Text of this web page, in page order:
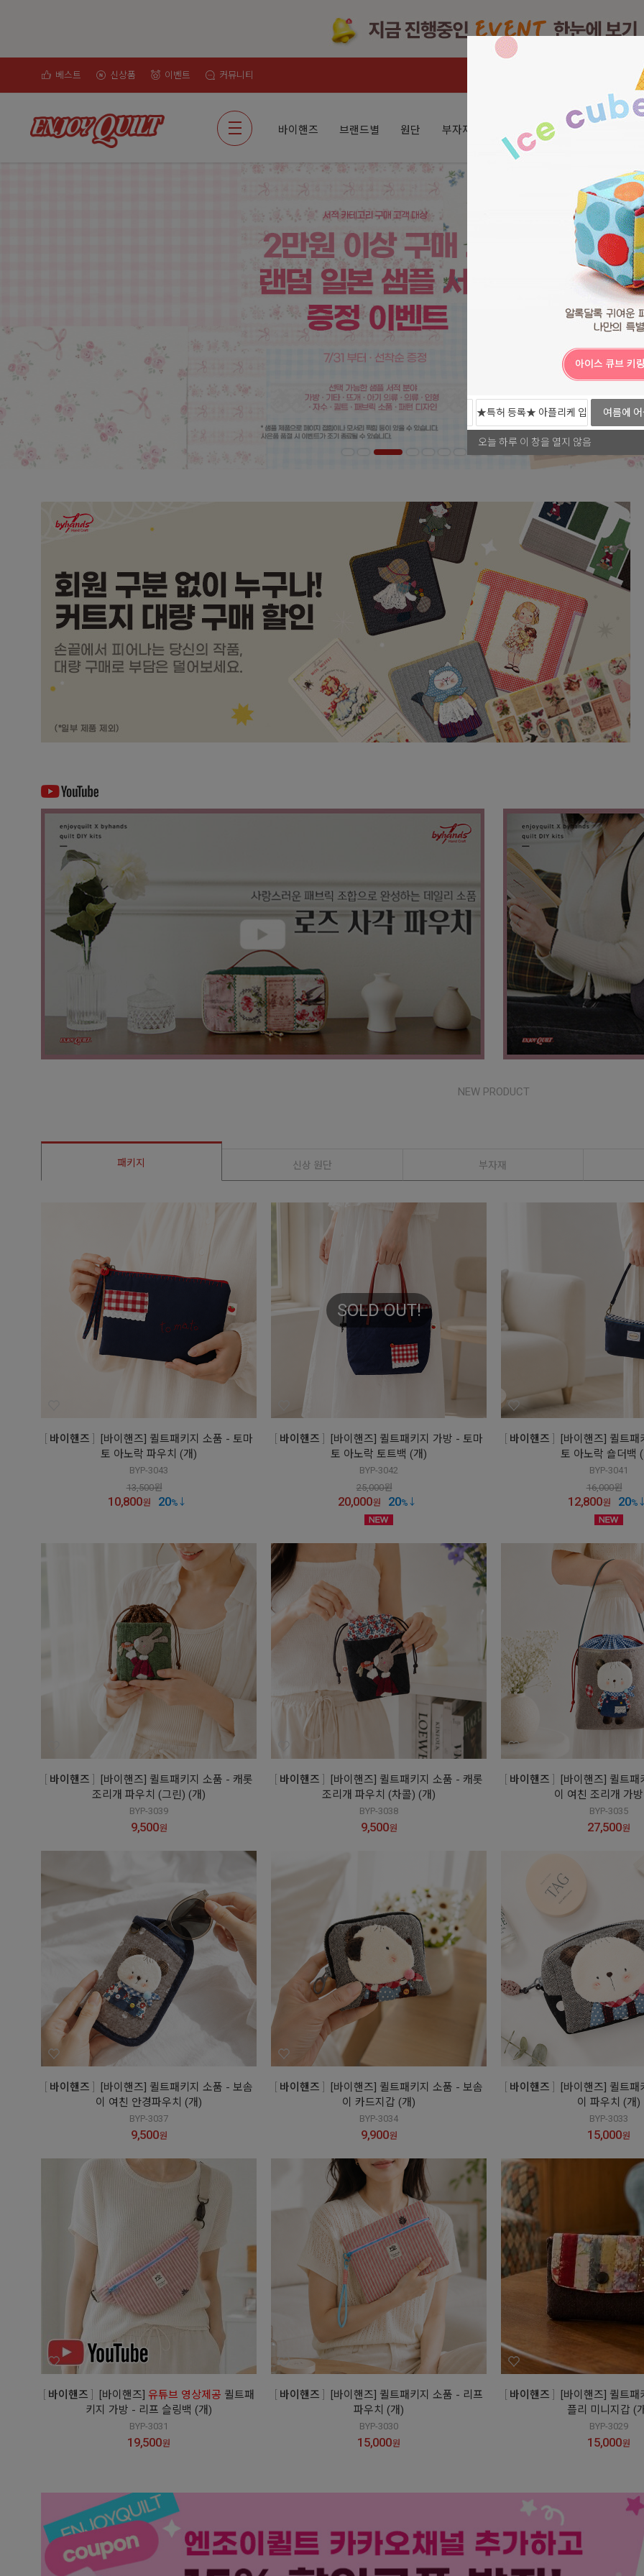
베스트 신상품 이벤트 커뮤니티
바이핸즈 브랜드별 원단 부자재 퀼트패키지 K-헤리티지
미니팩 시리즈 2026 패브릭 달력 출시! 당일발송 변경 안내 ★특허 등록★ 아플리케 입
체 프린트 커트지
여름에
오늘 하루 이 창을 열지 않음
3 6 10 11 16
NEW PRODUCT
패키지 신상 원단 부자재
바이핸즈
[바이핸즈] 퀼트패키지 소품 - 토마
토 아노락 파우치 (개)
BYP-3043
13,500원
10,800원 20%
SOLD OUT!
바이핸즈
[바이핸즈] 퀼트패키지 가방 - 토마
토 아노락 토트백 (개)
BYP-3042
25,000원
20,000원 20%
바이핸즈
[바이핸즈] 퀼트
토 아노락 숄더백
BYP-3041
16,000원
12,800원 20%
바이핸즈
[바이핸즈] 퀼트패키지 소품 - 캐롯
조리개 파우치 (그린) (개)
BYP-3039
9,500원
바이핸즈
[바이핸즈] 퀼트패키지 소품 - 캐롯
조리개 파우치 (차콜) (개)
BYP-3038
9,500원
바이핸즈
[바이핸즈] 퀼트
이 여친 조리개 가
BYP-3035
27,500원
바이핸즈
[바이핸즈] 퀼트패키지 소품 - 보솜
이 여친 안경파우치 (개)
BYP-3037
9,500원
바이핸즈
[바이핸즈] 퀼트패키지 소품 - 보솜
이 카드지갑 (개)
BYP-3034
9,900원
바이핸즈
[바이핸즈] 퀼트
이 파우치 (개)
BYP-3033
15,000원
바이핸즈 [바이핸즈] 유튜브 영상제공 퀼트패
키지 가방 - 리프 슬링백 (개)
BYP-3031
19,500원
바이핸즈
[바이핸즈] 퀼트패키지 소품 - 리프
파우치 (개)
BYP-3030
15,000원
바이핸즈
[바이핸즈] 퀼트
플리 미니지갑 (
BYP-3029
15,000원